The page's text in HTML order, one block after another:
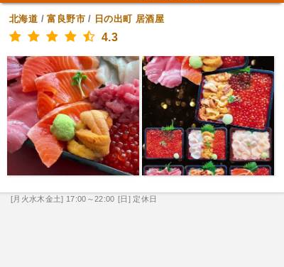
北海道 /富良野市/ 日の出町 居酒屋
4.3
[月火水木金土] 17:00～22:00 [日] 定休日